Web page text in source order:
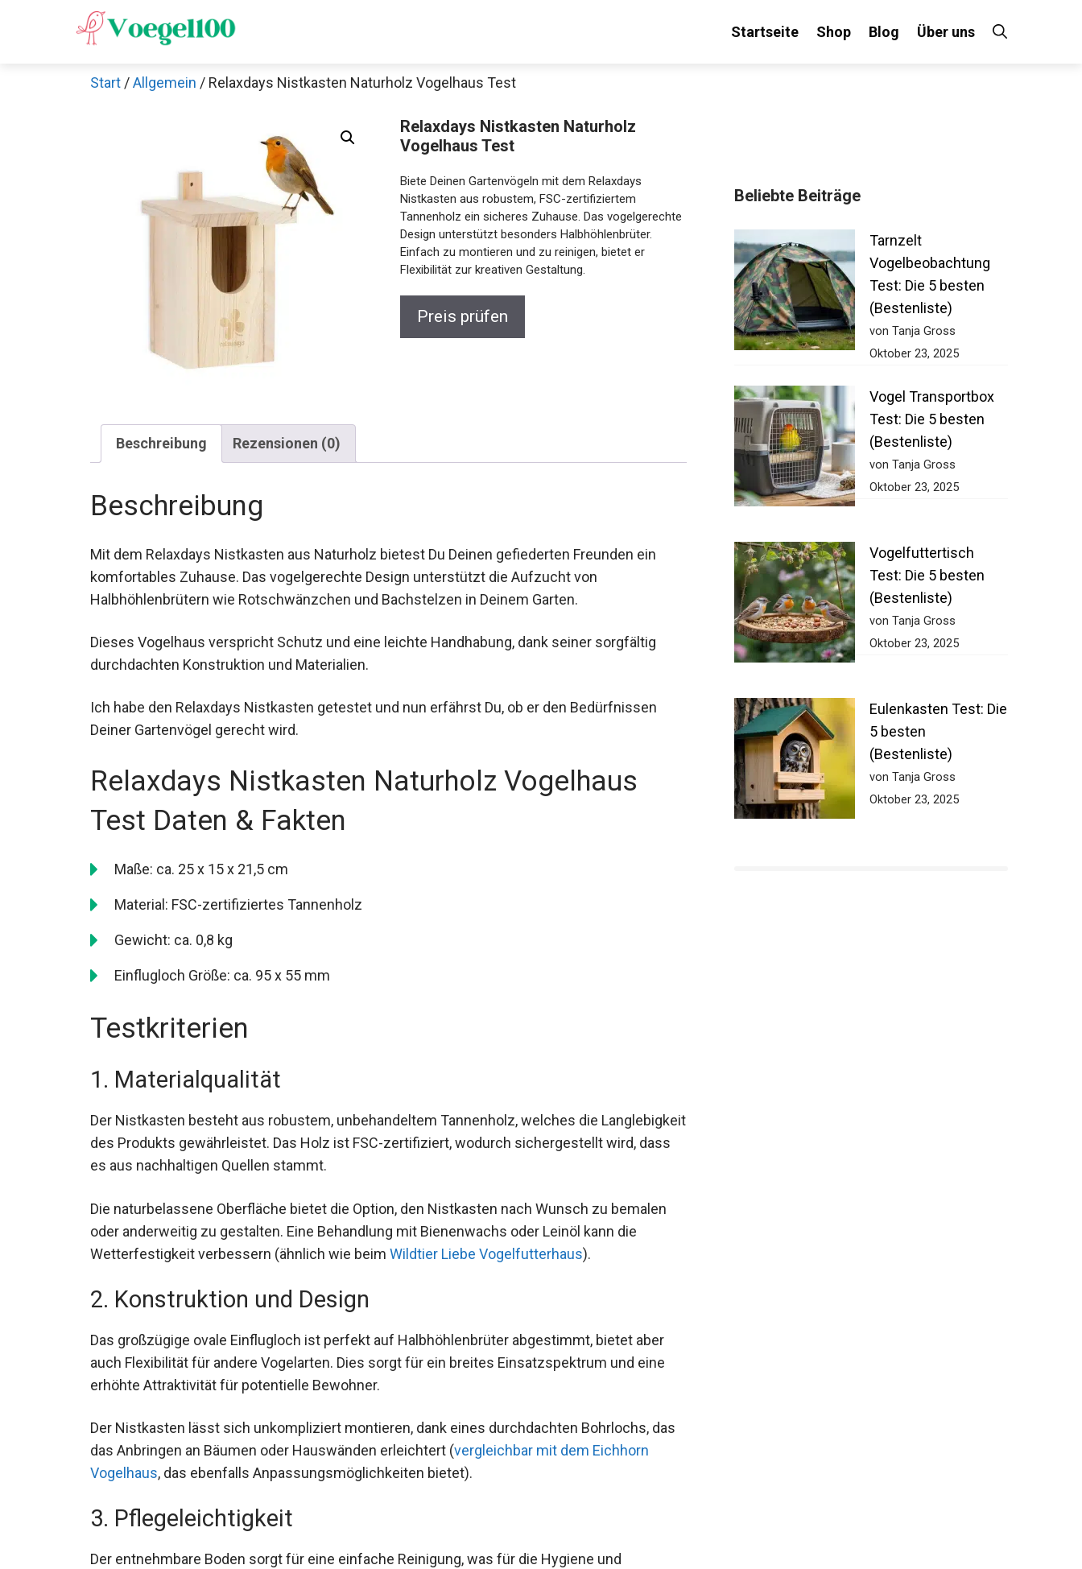
Startseite Shop Blog Über uns
Start /Allgemein / Relaxdays Nistkasten Naturholz Vogelhaus Test
Relaxdays Nistkasten Naturholz
Vogelhaus Test
Biete Deinen Gartenvögeln mit dem Relaxdays
Nistkasten aus robustem, FSC-zertifiziertem
Tannenholz ein sicheres Zuhause. Das vogelgerechte
Design unterstützt besonders Halbhöhlenbrüter.
Einfach zu montieren und zu reinigen, bietet er
Flexibilität zur kreativen Gestaltung.
Preis prüfen
Beschreibung Rezensionen (0)
Beschreibung
Mit dem Relaxdays Nistkasten aus Naturholz bietest Du Deinen gefiederten Freunden ein
komfortables Zuhause. Das vogelgerechte Design unterstützt die Aufzucht von
Halbhöhlenbrütern wie Rotschwänzchen und Bachstelzen in Deinem Garten.
Dieses Vogelhaus verspricht Schutz und eine leichte Handhabung, dank seiner sorgfältig
durchdachten Konstruktion und Materialien.
Ich habe den Relaxdays Nistkasten getestet und nun erfährst Du, ob er den Bedürfnissen
Deiner Gartenvögel gerecht wird.
Relaxdays Nistkasten Naturholz Vogelhaus
Test Daten & Fakten
Maße: ca. 25 x 15 x 21,5 cm
Material: FSC-zertifiziertes Tannenholz
Gewicht: ca. 0,8 kg
Einflugloch Größe: ca. 95 x 55 mm
Testkriterien
1. Materialqualität
Der Nistkasten besteht aus robustem, unbehandeltem Tannenholz, welches die Langlebigkeit
des Produkts gewährleistet. Das Holz ist FSC-zertifiziert, wodurch sichergestellt wird, dass
es aus nachhaltigen Quellen stammt.
Die naturbelassene Oberfläche bietet die Option, den Nistkasten nach Wunsch zu bemalen
oder anderweitig zu gestalten. Eine Behandlung mit Bienenwachs oder Leinöl kann die
Wetterfestigkeit verbessern (ähnlich wie beim Wildtier Liebe Vogelfutterhaus).
2. Konstruktion und Design
Das großzügige ovale Einflugloch ist perfekt auf Halbhöhlenbrüter abgestimmt, bietet aber
auch Flexibilität für andere Vogelarten. Dies sorgt für ein breites Einsatzspektrum und eine
erhöhte Attraktivität für potentielle Bewohner.
Der Nistkasten lässt sich unkompliziert montieren, dank eines durchdachten Bohrlochs, das
das Anbringen an Bäumen oder Hauswänden erleichtert (vergleichbar mit dem Eichhorn
Vogelhaus, das ebenfalls Anpassungsmöglichkeiten bietet).
3. Pflegeleichtigkeit
Der entnehmbare Boden sorgt für eine einfache Reinigung, was für die Hygiene und
Beliebte Beiträge
Tarnzelt
Vogelbeobachtung
Test: Die 5 besten
(Bestenliste)
von Tanja Gross
Oktober 23, 2025
Vogel Transportbox
Test: Die 5 besten
(Bestenliste)
von Tanja Gross
Oktober 23, 2025
Vogelfuttertisch
Test: Die 5 besten
(Bestenliste)
von Tanja Gross
Oktober 23, 2025
Eulenkasten Test: Die
5 besten
(Bestenliste)
von Tanja Gross
Oktober 23, 2025